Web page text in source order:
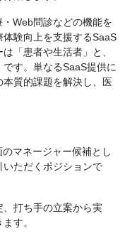
Web問診などの機能を
験向上を支援するSaaS
「患者や生活者」と、
す。単なるSaaS提供に
質的課題を解決し、医
マネージャー候補とし
ただくポジションで
打ち手の立案から実
す。